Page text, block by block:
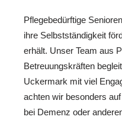
Pflegebedürftige
ihre Selbstständigkeit
erhält. Unser Team aus
Betreuungskräften
Uckermark mit viel
achten wir besonders
bei Demenz oder